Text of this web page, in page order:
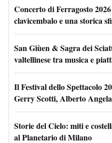
Concerto di Ferragosto
clavicembalo e una storica
San Giùen & Sagra dei
valtellinese tra musica e
Il Festival dello Spettacolo
Gerry Scotti, Alberto
Storie del Cielo: miti e
al Planetario di Milano